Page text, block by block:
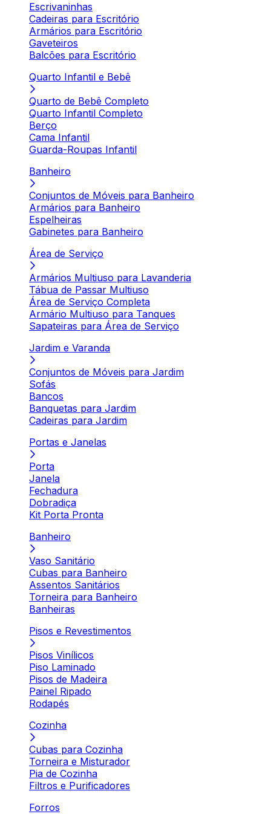
Escrivaninhas
Cadeiras para Escritório
Armários para Escritório
Gaveteiros
Balcões para Escritório
Quarto Infantil e Bebê
Quarto de Bebê Completo
Quarto Infantil Completo
Berço
Cama Infantil
Guarda-Roupas Infantil
Banheiro
Conjuntos de Móveis para Banheiro
Armários para Banheiro
Espelheiras
Gabinetes para Banheiro
Área de Serviço
Armários Multiuso para Lavanderia
Tábua de Passar Multiuso
Área de Serviço Completa
Armário Multiuso para Tanques
Sapateiras para Área de Serviço
Jardim e Varanda
Conjuntos de Móveis para Jardim
Sofás
Bancos
Banquetas para Jardim
Cadeiras para Jardim
Portas e Janelas
Porta
Janela
Fechadura
Dobradiça
Kit Porta Pronta
Banheiro
Vaso Sanitário
Cubas para Banheiro
Assentos Sanitários
Torneira para Banheiro
Banheiras
Pisos e Revestimentos
Pisos Vinílicos
Piso Laminado
Pisos de Madeira
Painel Ripado
Rodapés
Cozinha
Cubas para Cozinha
Torneira e Misturador
Pia de Cozinha
Filtros e Purificadores
Forros